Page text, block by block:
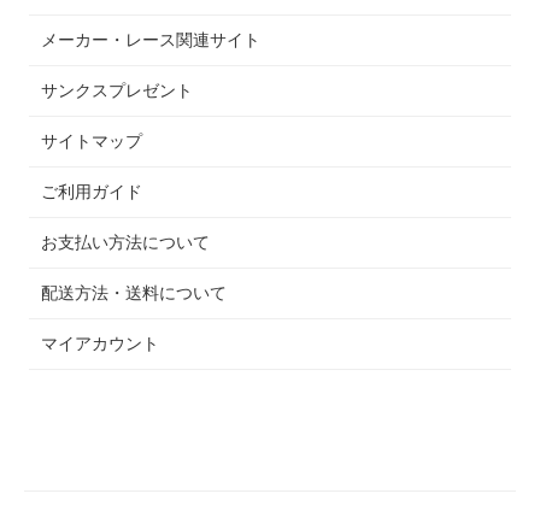
メーカー・レース関連サイト
サンクスプレゼント
サイトマップ
ご利用ガイド
お支払い方法について
配送方法・送料について
マイアカウント